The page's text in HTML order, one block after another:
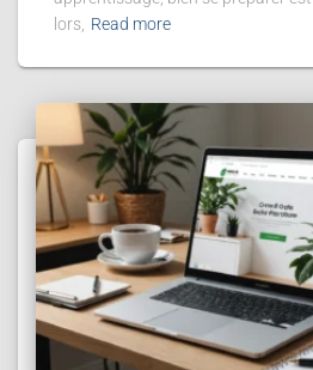
lors, Read more